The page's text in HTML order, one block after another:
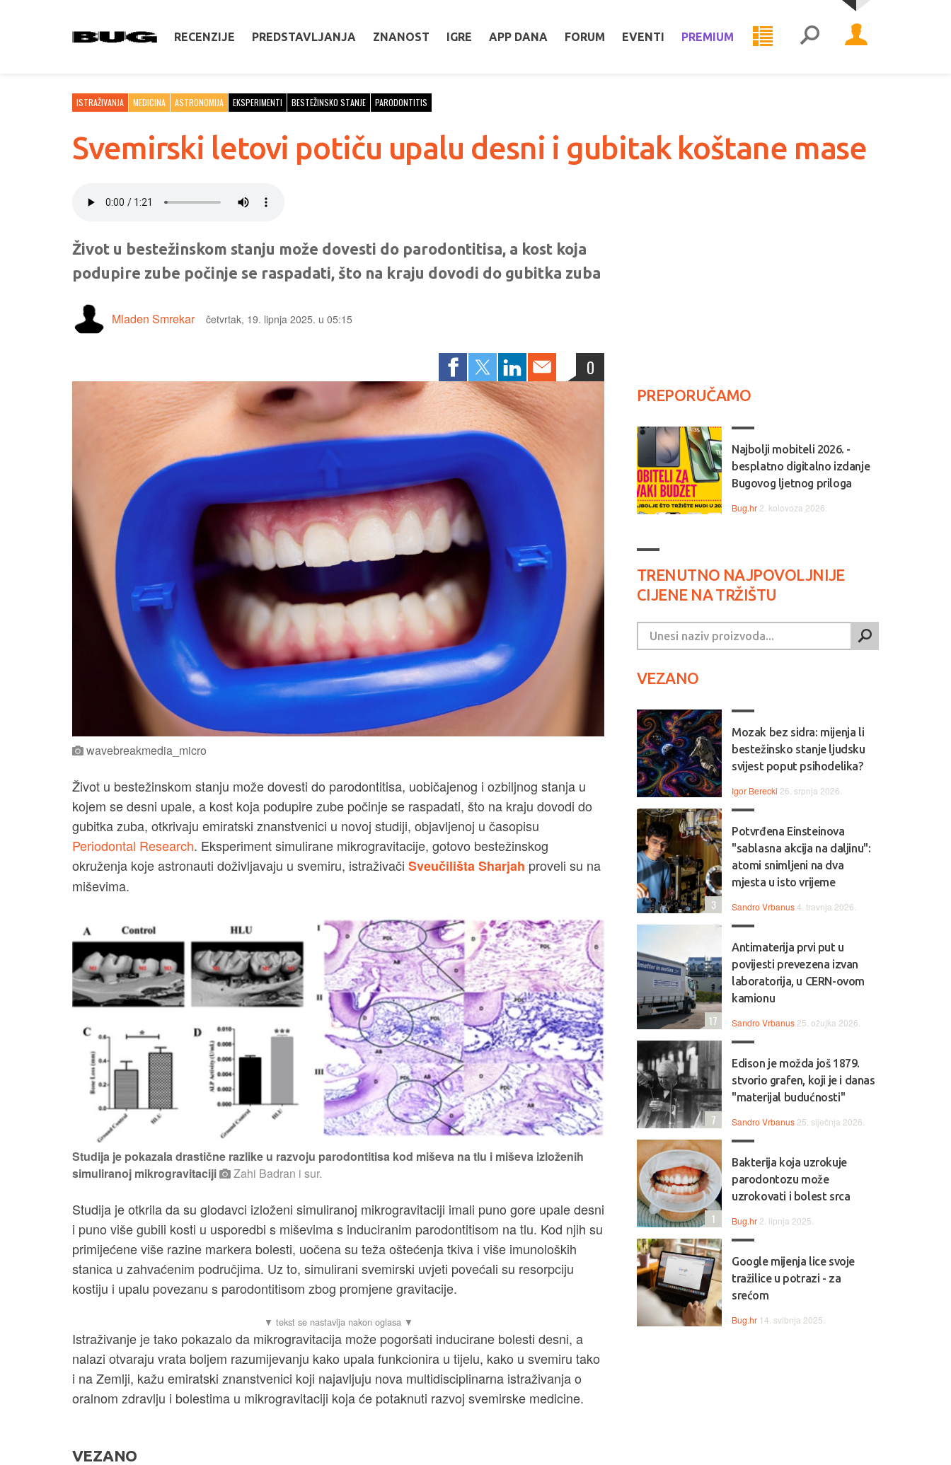
RECENZIJE PREDSTAVLJANJA ZNANOST IGRE APP DANA FORUM EVENTI PREMIUM
ISTRAŽIVANJA MEDICINA ASTRONOMIJA EKSPERIMENTI BESTEŽINSKO STANJE PARODONTITIS
Svemirski letovi potiču upalu desni i gubitak koštane mase
Život u bestežinskom stanju može dovesti do parodontitisa, a kost koja
podupire zube počinje se raspadati, što na kraju dovodi do gubitka zuba
Mladen Smrekar četvrtak, 19. lipnja 2025. u 05:15
0
wavebreakmedia_micro
Život u bestežinskom stanju može dovesti do parodontitisa, uobičajenog i ozbiljnog stanja u
kojem se desni upale, a kost koja podupire zube počinje se raspadati, što na kraju dovodi do
gubitka zuba, otkrivaju emiratski znanstvenici u novoj studiji, objavljenoj u časopisu
Periodontal Research. Eksperiment simulirane mikrogravitacije, gotovo bestežinskog
okruženja koje astronauti doživljavaju u svemiru, istraživači Sveučilišta Sharjah proveli su na
miševima.
Studija je pokazala drastične razlike u razvoju parodontitisa kod miševa na tlu i miševa izloženih
simuliranoj mikrogravitaciji
Zahi Badran i sur.
Studija je otkrila da su glodavci izloženi simuliranoj mikrogravitaciji imali puno gore upale desni
i puno više gubili kosti u usporedbi s miševima s induciranim parodontitisom na tlu. Kod njih su
primijećene više razine markera bolesti, uočena su teža oštećenja tkiva i više imunoloških
stanica u zahvaćenim područjima. Uz to, simulirani svemirski uvjeti povećali su resorpciju
kostiju i upalu povezanu s parodontitisom zbog promjene gravitacije.
Istraživanje je tako pokazalo da mikrogravitacija može pogoršati inducirane bolesti desni, a
nalazi otvaraju vrata boljem razumijevanju kako upala funkcionira u tijelu, kako u svemiru tako
i na Zemlji, kažu emiratski znanstvenici koji najavljuju nova multidisciplinarna istraživanja o
oralnom zdravlju i bolestima u mikrogravitaciji koja će potaknuti razvoj svemirske medicine.
VEZANO
PREPORUČAMO
Najbolji mobiteli 2026. -
besplatno digitalno izdanje
Bugovog ljetnog priloga
Bug.hr 2. kolovoza 2026.
TRENUTNO NAJPOVOLJNIJE
CIJENE NA TRŽIŠTU
VEZANO
Mozak bez sidra: mijenja li
bestežinsko stanje ljudsku
svijest poput psihodelika?
Igor Berecki 26. srpnja 2026.
Potvrđena Einsteinova
"sablasna akcija na daljinu":
atomi snimljeni na dva
mjesta u isto vrijeme
Sandro Vrbanus4. travnja 2026.
3
Antimaterija prvi put u
povijesti prevezena izvan
laboratorija, u CERN-ovom
kamionu
Sandro Vrbanus 25. ožujka 2026.
17
Edison je možda još 1879.
stvorio grafen, koji je i danas
"materijal budućnosti"
Sandro Vrbanus 25. siječnja 2026.
7
Bakterija koja uzrokuje
parodontozu može
uzrokovati i bolest srca
Bug.hr 2. lipnja 2025.
1
Google mijenja lice svoje
tražilice u potrazi - za
srećom
Bug.hr 14. svibnja 2025.